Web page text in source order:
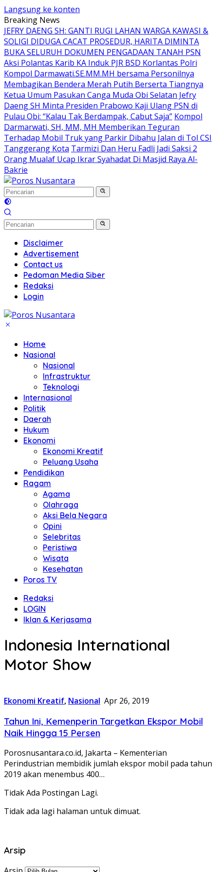
Langsung ke konten
Breaking News
JEFRY DAENG SH: GANTI RUGI LAHAN WARGA KAWASI &
SOLIGI DIDUGA CACAT PROSEDUR, HARITA DIMINTA
BUKA SELURUH DOKUMEN PENGADAAN TANAH PSN
Aksi Polantas Karib KA Induk PJR BSD Korlantas Polri
Kompol Darmawati.SE.MM.MH bersama Personilnya
Membagikan Bendera Merah Putih Berserta Tiangnya
Ketua Umum Pasukan Canga Muda Obi Selatan Jefry
Daeng SH Minta Presiden Prabowo Kaji Ulang PSN di
Pulau Obi: “Kalau Tak Berdampak, Cabut Saja” Kompol
Darmarwati, SH, MM, MH Memberikan Teguran
Terhadap Mobil Truk yang Parkir Dibahu Jalan di Tol CSI
Tanggerang Kota Tarmizi Dan Heru Fadli Jadi Saksi 2
Orang Mualaf Ucap Ikrar Syahadat Di Masjid Raya Al-
Bakrie
Disclaimer
Advertisement
Contact us
Pedoman Media Siber
Redaksi
Login
Home
Nasional
Nasional
Infrastruktur
Teknologi
Internasional
Politik
Daerah
Hukum
Ekonomi
Ekonomi Kreatif
Peluang Usaha
Pendidikan
Ragam
Agama
Olahraga
Aksi Bela Negara
Opini
Selebritas
Peristiwa
Wisata
Kesehatan
Poros TV
Redaksi
LOGIN
Iklan & Kerjasama
Indonesia International
Motor Show
Ekonomi Kreatif, Nasional Apr 26, 2019
Tahun Ini, Kemenperin Targetkan Ekspor Mobil
Naik Hingga 15 Persen
Porosnusantara.co.id, Jakarta – Kementerian
Perindustrian membidik jumlah ekspor mobil pada tahun
2019 akan menembus 400…
Tidak Ada Postingan Lagi.
Tidak ada lagi halaman untuk dimuat.
Arsip